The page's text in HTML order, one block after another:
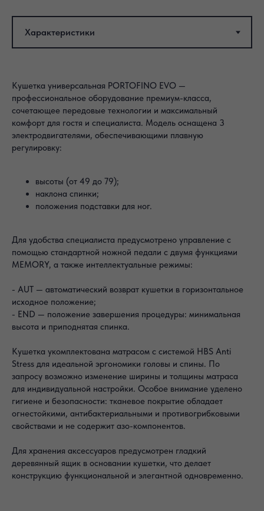
Кушетка универсальная PORTOFINO EVO —
профессиональное оборудование премиум-класса,
сочетающее передовые технологии и максимальный
комфорт для гостя и специалиста. Модель оснащена 3
электродвигателями, обеспечивающими плавную
регулировку:
высоты (от 49 до 79);
наклона спинки;
положения подставки для ног.
Для удобства специалиста предусмотрено управление с
помощью стандартной ножной педали с двумя функциями
MEMORY, а также интеллектуальные режимы:
- AUT — автоматический возврат кушетки в горизонтальное
исходное положение;
- END — положение завершения процедуры: минимальная
высота и приподнятая спинка.
Кушетка укомплектована матрасом с системой HBS Anti
Stress для идеальной эргономики головы и спины. По
запросу возможно изменение ширины и толщины матраса
для индивидуальной настройки. Особое внимание уделено
гигиене и безопасности: тканевое покрытие обладает
огнестойкими, антибактериальными и противогрибковыми
свойствами и не содержит азо-компонентов.
Для хранения аксессуаров предусмотрен гладкий
деревянный ящик в основании кушетки, что делает
конструкцию функциональной и элегантной одновременно.